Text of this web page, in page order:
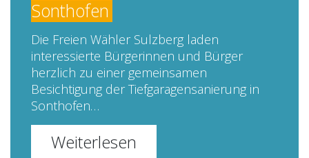
Sonthofen
Die Freien Wähler Sulzberg laden
interessierte Bürgerinnen und Bürger
herzlich zu einer gemeinsamen
Besichtigung der Tiefgaragensanierung in
Sonthofen…
Weiterlesen